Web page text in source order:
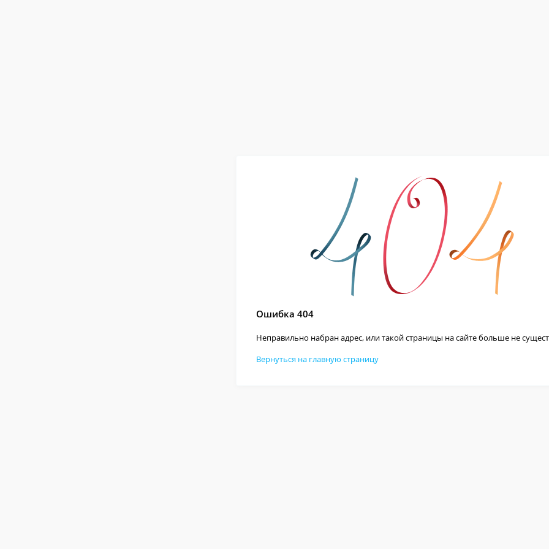
Ошибка 404
Неправильно набран адрес, или такой страницы на сайте больше не
Вернуться на главную страницу